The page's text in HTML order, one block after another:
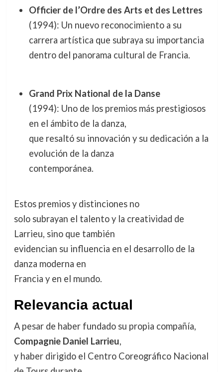
Officier de l’Ordre des Arts et des Lettres
(1994): Un nuevo reconocimiento a su
carrera artística que subraya su importancia
dentro del panorama cultural de Francia.
Grand Prix National de la Danse
(1994): Uno de los premios más prestigiosos
en el ámbito de la danza,
que resaltó su innovación y su dedicación a la
evolución de la danza
contemporánea.
Estos premios y distinciones no
solo subrayan el talento y la creatividad de
Larrieu, sino que también
evidencian su influencia en el desarrollo de la
danza moderna en
Francia y en el mundo.
Relevancia actual
A pesar de haber fundado su propia compañía,
Compagnie Daniel Larrieu,
y haber dirigido el Centro Coreográfico Nacional